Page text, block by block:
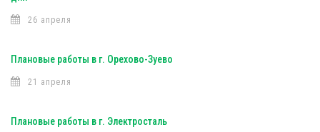
26 апреля
Плановые работы в г. Орехово-Зуево
21 апреля
Плановые работы в г. Электросталь